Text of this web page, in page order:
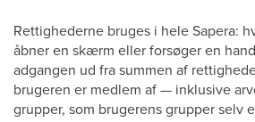
Rettighederne bruges i hele Sapera:
åbner en skærm eller forsøger en
adgangen ud fra summen af
brugeren er medlem af — inklusive
grupper, som brugerens grupper selv